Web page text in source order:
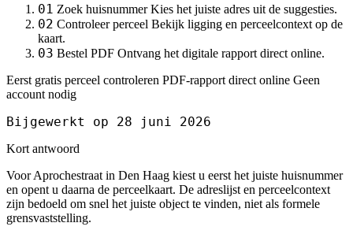
01 Zoek huisnummer Kies het juiste adres uit de suggesties.
02 Controleer perceel Bekijk ligging en perceelcontext op de
kaart.
03 Bestel PDF Ontvang het digitale rapport direct online.
Eerst gratis perceel controleren PDF-rapport direct online Geen
account nodig
Bijgewerkt op 28 juni 2026
Kort antwoord
Voor Aprochestraat in Den Haag kiest u eerst het juiste huisnummer
en opent u daarna de perceelkaart. De adreslijst en perceelcontext
zijn bedoeld om snel het juiste object te vinden, niet als formele
grensvaststelling.